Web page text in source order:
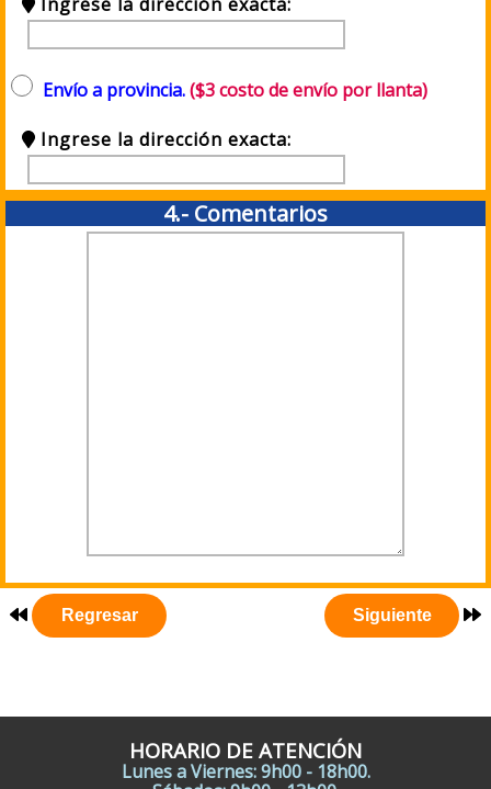
Envío a provincia.($3 costo de envío por llanta)
Ingrese la dirección exacta:
4.- Comentarios
HORARIO DE ATENCIÓN
Lunes a Viernes: 9h00 - 18h00.